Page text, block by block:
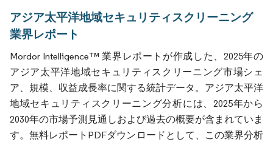
アジア太平洋地域セキュリティスクリーニング
業界レポート
Mordor Intelligence™ 業界レポートが作成した、2025年の
アジア太平洋地域セキュリティスクリーニング市場シェ
ア、規模、収益成長率に関する統計データ。アジア太平洋
地域セキュリティスクリーニング分析には、2025年から
2030年の市場予測見通しおよび過去の概要が含まれていま
す。無料レポートPDFダウンロードとして、この業界分析